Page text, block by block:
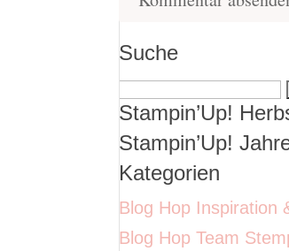
Suche
Suchen
nach:
Stampin’Up!
Stampin’Up!
Kategorien
Blog Hop Inspiration
Blog Hop Team